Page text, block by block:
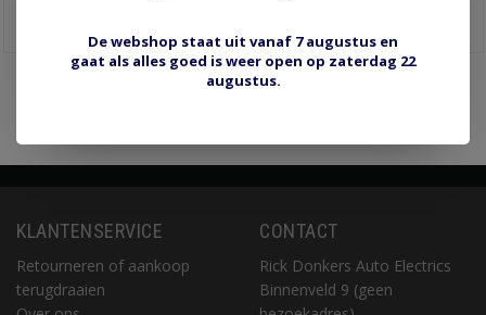
KLANTENSERVICE
Retourneren of aankoop
terugdraaien
CONTACT
Rick Donkers Auto Electrics
Binnenveld 9 (geen
De webshop staat uit vanaf 7 augustus en
gaat als alles goed is weer open op zaterdag 22
augustus.